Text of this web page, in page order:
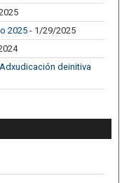
2025 - 1/29/2025
deinitiva